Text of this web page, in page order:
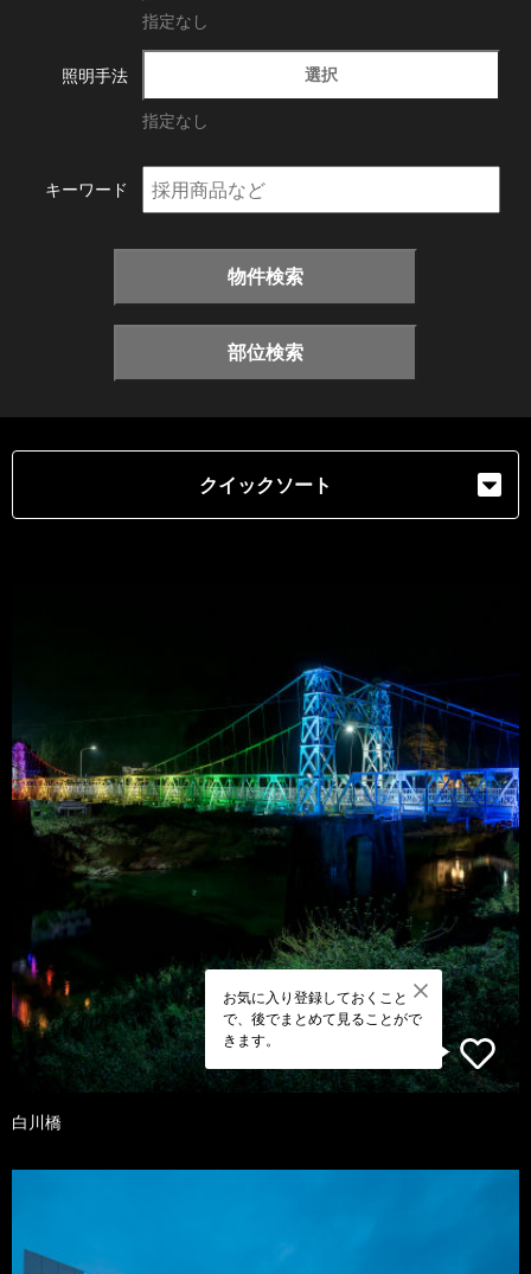
指定なし
照明手法 選択
指定なし
キーワード
物件検索
部位検索
クイックソート
お気に入り登録しておくこと
で、後でまとめて見ることがで
きます。
白川橋